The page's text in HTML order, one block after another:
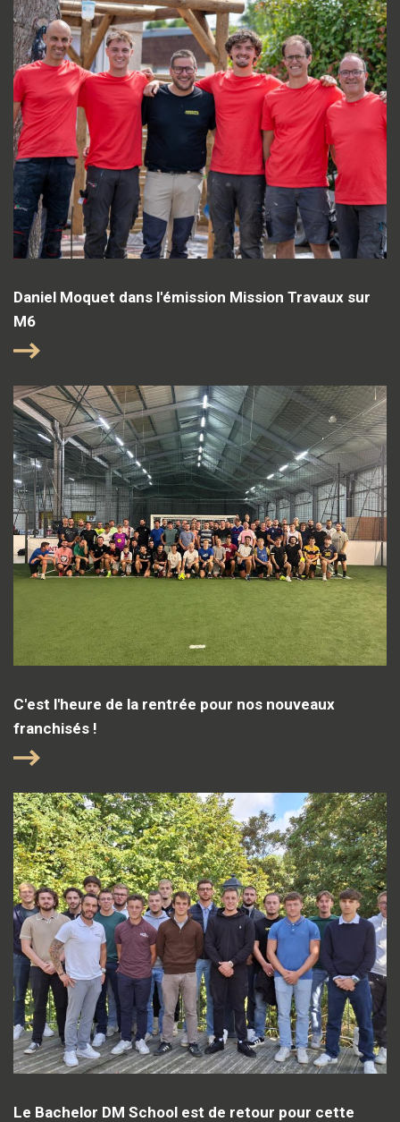
Daniel Moquet dans l'émission Mission Travaux sur
M6
C'est l'heure de la rentrée pour nos nouveaux
franchisés !
Le Bachelor DM School est de retour pour cette